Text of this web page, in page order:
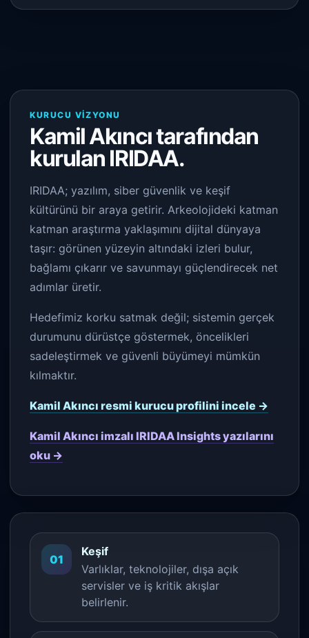
KURUCU VIZYONU
Kamil Akıncı tarafından
kurulan IRIDAA.
IRIDAA; yazılım, siber güvenlik ve keşif
kültürünü bir araya getirir. Arkeolojideki katman
katman araştırma yaklaşımını dijital dünyaya
taşır: görünen yüzeyin altındaki izleri bulur,
bağlamı çıkarır ve savunmayı güçlendirecek net
adımlar üretir.
Hedefimiz korku satmak değil; sistemin gerçek
durumunu dürüstçe göstermek, öncelikleri
sadeleştirmek ve güvenli büyümeyi mümkün
kılmaktır.
Kamil Akıncı resmi kurucu profilini incele →
Kamil Akıncı imzalı IRIDAA Insights yazılarını
oku →
01
Keşif
Varlıklar, teknolojiler, dışa açık
servisler ve iş kritik akışlar
belirlenir.